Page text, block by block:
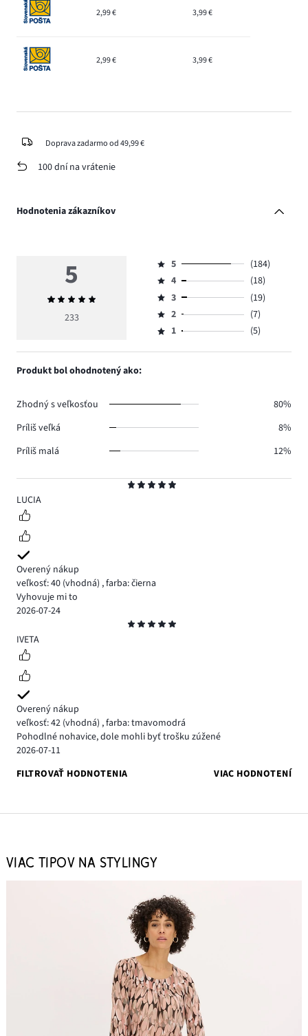
2,99 € 3,99 €
2,99 € 3,99 €
Doprava zadarmo od 49,99 €
100 dní na vrátenie
Hodnotenia zákazníkov
5LUCIA
Overený nákup
veľkosť: 40 (vhodná) ,farba: čierna
Vyhovuje mi to
2026-07-24
5
IVETA
Overený nákup
veľkosť: 42 (vhodná) ,farba: tmavomodrá
Pohodlné nohavice, dole mohli byť trošku zúžené
2026-07-11
FILTROVAŤ HODNOTENIA
VIAC HODNOTENÍ
5
Priemerné
hodnotenie
233
Hodnotenie
5,
počet
hlasov
184.
5
(184)
Hodnotenie
4,
počet
hlasov
4
(18)
Hodnotenie
3,
počet
3
(19)
Hodnotenie
2,
2
(7)
Hodnotenie
1,
1 (5)
Produkt bol ohodnotený ako:
Zhodný s veľkosťou
80%
Príliš veľká
8%
Príliš malá
12%
VIAC TIPOV NA STYLINGY